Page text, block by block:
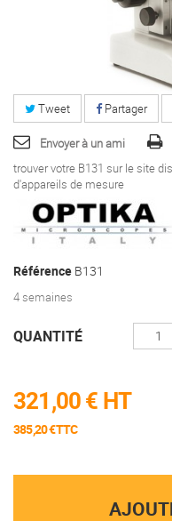
Tweet Partager
Envoyer à un ami
trouver votre B131 sur le site
d'appareils de mesure
Référence B131
4 semaines
QUANTITÉ
321,00 € HT
385,20 €TTC